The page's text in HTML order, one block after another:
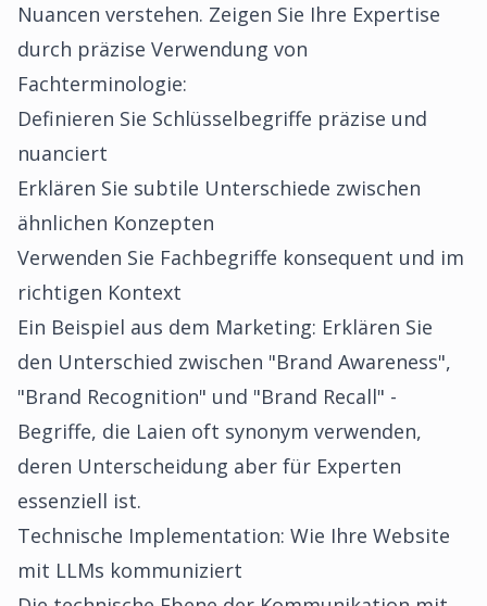
Nuancen verstehen. Zeigen Sie Ihre Expertise
durch präzise Verwendung von
Fachterminologie:
Definieren Sie Schlüsselbegriffe präzise und
nuanciert
Erklären Sie subtile Unterschiede zwischen
ähnlichen Konzepten
Verwenden Sie Fachbegriffe konsequent und im
richtigen Kontext
Ein Beispiel aus dem Marketing: Erklären Sie
den Unterschied zwischen "Brand Awareness",
"Brand Recognition" und "Brand Recall" -
Begriffe, die Laien oft synonym verwenden,
deren Unterscheidung aber für Experten
essenziell ist.
Technische Implementation: Wie Ihre Website
mit LLMs kommuniziert